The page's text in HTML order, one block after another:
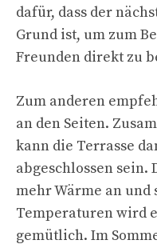
dafür, dass der
Grund ist, um zum
Freunden direkt zu
Zum anderen
an den Seiten.
kann die Terrasse
abgeschlossen sein.
mehr Wärme an
Temperaturen wird
gemütlich. Im